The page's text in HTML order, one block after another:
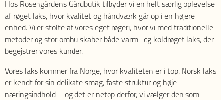
Hos Rosengårdens Gårdbutik tilbyder vi en helt særlig oplevelse
af røget laks, hvor kvalitet og håndværk går op i en højere
enhed. Vi er stolte af vores eget røgeri, hvor vi med traditionelle
metoder og stor omhu skaber både varm- og koldrøget laks, der
begejstrer vores kunder.
Vores laks kommer fra Norge, hvor kvaliteten er i top. Norsk laks
er kendt for sin delikate smag, faste struktur og høje
næringsindhold – og det er netop derfor, vi vælger den som